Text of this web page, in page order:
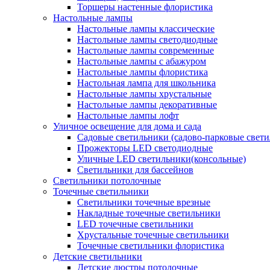
Торшеры настенные флористика
Настольные лампы
Настольные лампы классические
Настольные лампы светодиодные
Настольные лампы современные
Настольные лампы с абажуром
Настольные лампы флористика
Настольная лампа для школьника
Настольные лампы хрустальные
Настольные лампы декоративные
Настольные лампы лофт
Уличное освещение для дома и сада
Садовые светильники (садово-парковые
Прожекторы LED светодиодные
Уличные LED светильники(консольные)
Светильники для бассейнов
Светильники потолочные
Точечные светильники
Светильники точечные врезные
Накладные точечные светильники
LED точечные светильники
Хрустальные точечные светильники
Точечные светильники флористика
Детские светильники
Детские люстры потолочные